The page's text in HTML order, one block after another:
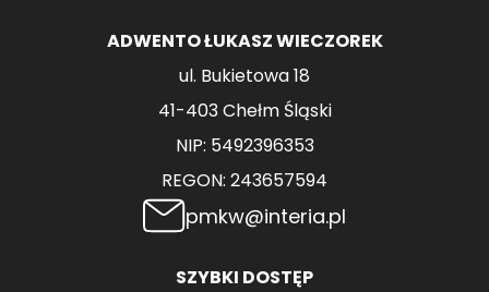
ADWENTO ŁUKASZ WIECZOREK
ul. Bukietowa 18
41-403 Chełm Śląski
NIP: 5492396353
REGON: 243657594
pmkw@interia.pl
SZYBKI DOSTĘP